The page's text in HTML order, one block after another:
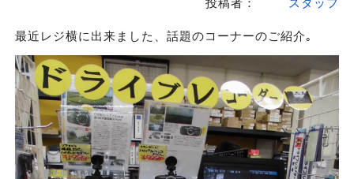
最近レジ横に出来ました、話題のコーナーのご紹介｡